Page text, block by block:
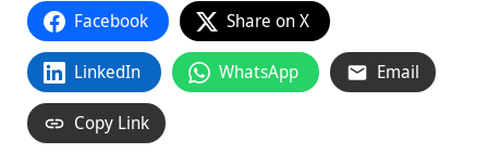
Facebook Share on X
LinkedIn WhatsApp Email
Copy Link